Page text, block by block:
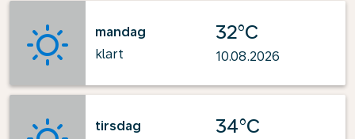
mandag
klart
32°C
10.08.2026
tirsdag
34°C